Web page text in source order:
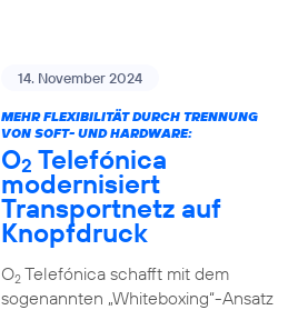
14. November 2024
MEHR FLEXIBILITÄT DURCH TRENNUNG
VON SOFT- UND HARDWARE:
O2 Telefónica
modernisiert
Transportnetz auf
Knopfdruck
O2Telefónica schafft mit dem
sogenannten „Whiteboxing“-Ansatz